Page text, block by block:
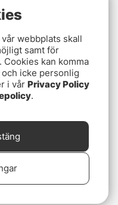
webbplats skall
samt för
kan komma
icke personlig
i vår Privacy Policy
.